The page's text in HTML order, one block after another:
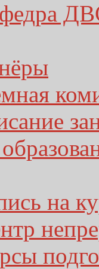
на